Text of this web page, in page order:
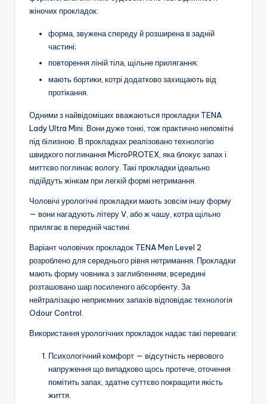
жіночих прокладок:
форма, звужена спереду й розширена в задній
частині;
повторення ліній тіла, щільне прилягання;
мають бортики, котрі додатково захищають від
протікання.
Одними з найвідоміших вважаються прокладки TENA
Lady Ultra Mini. Вони дуже тонкі, тож практично непомітні
під білизною. В прокладках реалізовано технологію
швидкого поглинання MicroPROTEX, яка блокує запах і
миттєво поглинає вологу. Такі прокладки ідеально
підійдуть жінкам при легкій формі нетримання.
Чоловічі урологічні прокладки мають зовсім іншу форму
— вони нагадують літеру V, або ж чашу, котра щільно
прилягає в передній частині.
Варіант чоловічих прокладок TENA Men Level 2
розроблено для середнього рівня нетримання. Прокладки
мають форму човника з заглибленням, всередині
розташовано шар посиленого абсорбенту. За
нейтралізацію неприємних запахів відповідає технологія
Odour Control.
Використання урологічних прокладок надає такі переваги:
Психологічний комфорт — відсутність нервового
напруження що випадково щось протече, оточення
помітить запах, здатне суттєво покращити якість
життя.